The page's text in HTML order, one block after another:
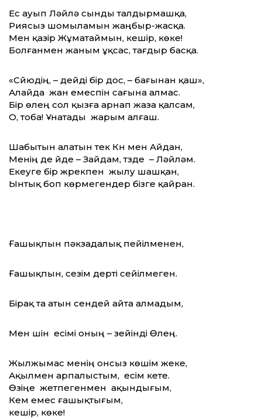
Ес ауып Ләйлә сынды талдырмашқа,
Риясыз шомыламын жаңбыр-жасқа.
Мен қазір Жұматаймын, кешір, көке!
Болғанмен жаным ұқсас, тағдыр басқа.
«Сүйюдің, – дейді бір дос, – бағынан қаш»,
Алайда жан емеспін сағына алмас.
Бір өлең сол қызға арнап жаза қалсам,
О, тоба! Ұнатады жарым алғаш.
Шабытын алатын тек Күн мен Айдан,
Менің де үйде – Зайдам, түзде – Ләйләм.
Екеуге бір жүрекпен жылу шашқан,
Ынтық боп көрмегендер бізге қайран.
Ғашықпын пәкзадалық пейілменен,
Ғашықпын, сезім дерті сейілмеген.
Бірақ та атын сендей айта алмадым,
Мен үшін есімі оның – зейінді Өлең.
Жылжымас менің онсыз көшім жеке,
Ақылмен арпалыстым, есім кете.
Өзіңе жетпегенмен ақындығым,
Кем емес ғашықтығым,
кешір, көке!